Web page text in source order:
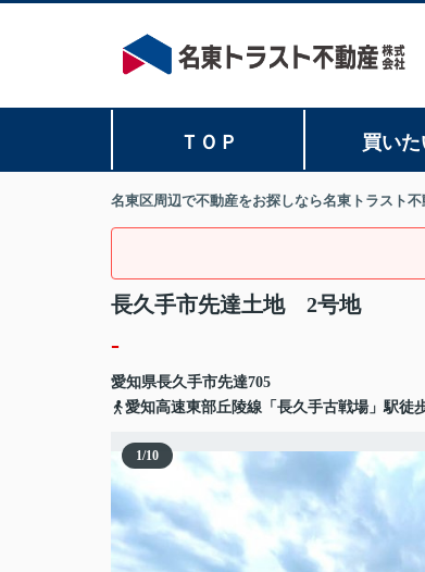
ＴＯＰ 買いた
名東区周辺で不動産をお探しなら名東トラスト不
長久手市先達土地 2号地
-
愛知県長久手市先達705
愛知高速東部丘陵線「長久手古戦場」駅徒
1/10